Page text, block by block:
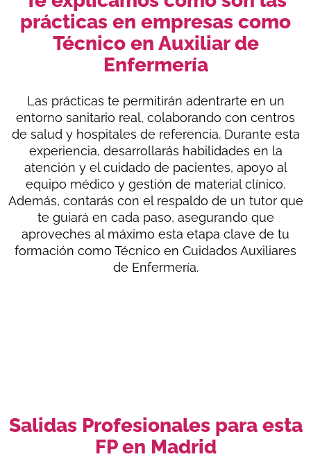
prácticas en empresas como
Técnico en Auxiliar de
Enfermería
Las prácticas te permitirán adentrarte en un
entorno sanitario real, colaborando con centros
de salud y hospitales de referencia. Durante esta
experiencia, desarrollarás habilidades en la
atención y el cuidado de pacientes, apoyo al
equipo médico y gestión de material clínico.
Además, contarás con el respaldo de un tutor que
te guiará en cada paso, asegurando que
aproveches al máximo esta etapa clave de tu
formación como Técnico en Cuidados Auxiliares
de Enfermería.
Salidas Profesionales para esta
FP en Madrid